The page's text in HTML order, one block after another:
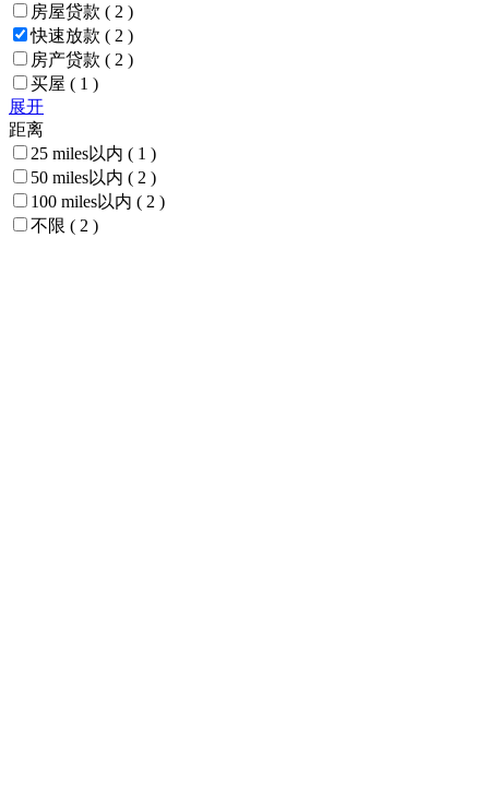
房屋贷款 ( 2 )
快速放款 ( 2 )
房产贷款 ( 2 )
买屋 ( 1 )
展开
距离
25 miles以内 ( 1 )
50 miles以内 ( 2 )
100 miles以内 ( 2 )
不限 ( 2 )